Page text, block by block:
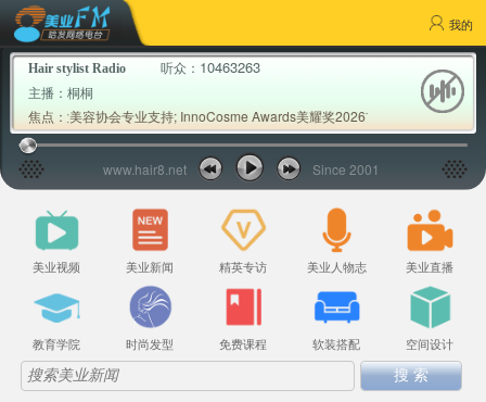
我的
Hair stylist Radio 听众： 10463263
主播：桐桐
焦点：
中国美发美容协会专业支持; InnoCosme Awards美耀奖2026首批权威专家评审
www.hair8.net Since 2001
美业视频 美业新闻 精英专访 美业人物志 美业直播
教育学院 时尚发型 免费课程 软装搭配 空间设计